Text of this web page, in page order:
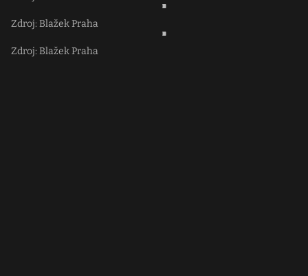
Zdroj: Blažek Praha
Zdroj: Blažek Praha